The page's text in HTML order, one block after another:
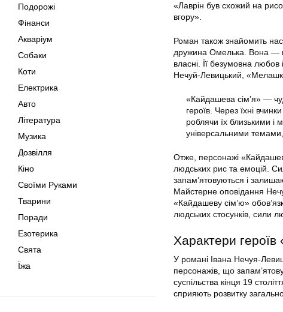
Подорожі
Фінанси
Акваріум
Собаки
Коти
Електрика
Авто
Література
Музика
Дозвілля
Кіно
Своїми Руками
Тварини
Поради
Езотерика
Свята
Їжа
«Лаврін був схожий на
вгору».
Роман також знайомить
дружина Омелька. Вона —
власні. Її безумовна любов
Нечуй-Левицький,
«Кайдашева сім’я» —
героїв. Через їхні
роблячи їх близькими і
універсальними темами,
Отже, персонажі
людських рис та емоцій.
запам’ятовуються і
Майстерне оповідання
«Кайдашеву сім’ю»
людських стосунків, сили
Характери героїв
У романі Івана Нечуя-
персонажів, що
суспільства кінця 19
сприяють розвитку